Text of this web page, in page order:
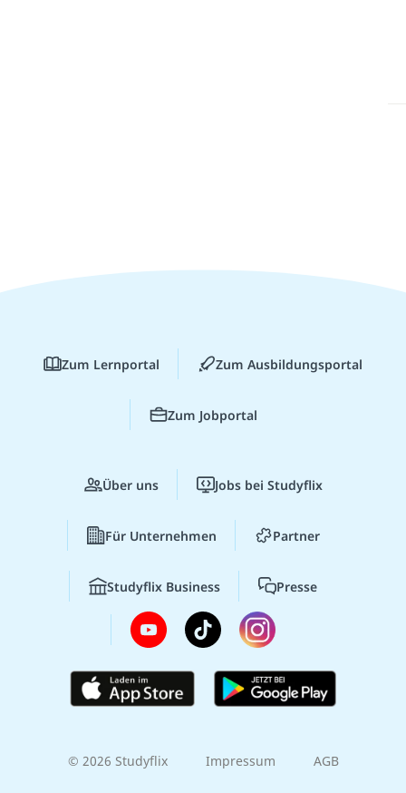
Zum Lernportal Zum Ausbildungsportal
Zum Jobportal
Über uns Jobs bei Studyflix
Für Unternehmen Partner
Studyflix Business Presse
© 2026 Studyflix Impressum AGB